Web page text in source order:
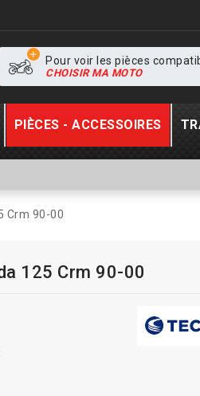
Pour voir les pièces
CHOISIR MA MOTO
PIÈCES - ACCESSOIRES
Crm 90-00
125 Crm 90-00